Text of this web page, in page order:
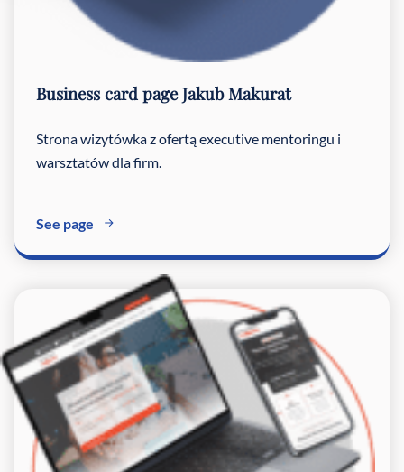
Business card page Jakub Makurat
Strona wizytówka z ofertą executive mentoringu i
warsztatów dla firm.
See page